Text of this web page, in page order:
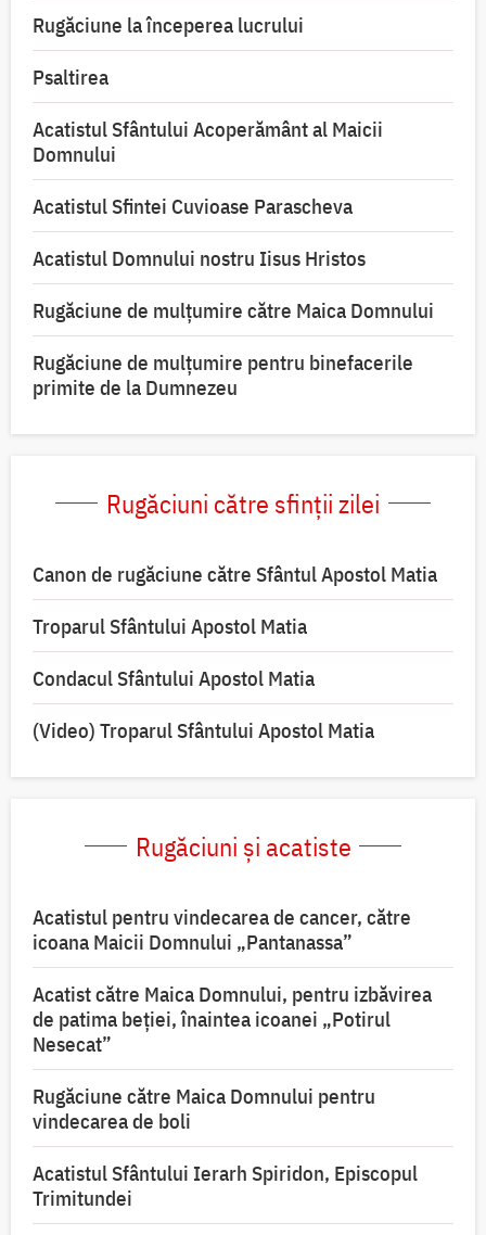
Rugăciune la începerea lucrului
Psaltirea
Acatistul Sfântului Acoperământ al Maicii
Domnului
Acatistul Sfintei Cuvioase Parascheva
Acatistul Domnului nostru Iisus Hristos
Rugăciune de mulţumire către Maica Domnului
Rugăciune de mulțumire pentru binefacerile
primite de la Dumnezeu
Rugăciuni către sfinții zilei
Canon de rugăciune către Sfântul Apostol Matia
Troparul Sfântului Apostol Matia
Condacul Sfântului Apostol Matia
(Video) Troparul Sfântului Apostol Matia
Rugăciuni și acatiste
Acatistul pentru vindecarea de cancer, către
icoana Maicii Domnului „Pantanassa”
Acatist către Maica Domnului, pentru izbăvirea
de patima beției, înaintea icoanei „Potirul
Nesecat”
Rugăciune către Maica Domnului pentru
vindecarea de boli
Acatistul Sfântului Ierarh Spiridon, Episcopul
Trimitundei